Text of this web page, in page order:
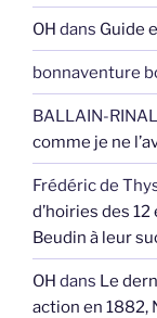
OH dans Guide
bonnaventure
BALLAIN-
comme je ne
Frédéric de
d’hoiries des
Beudin à leur
OH dans Le
action en 1882,